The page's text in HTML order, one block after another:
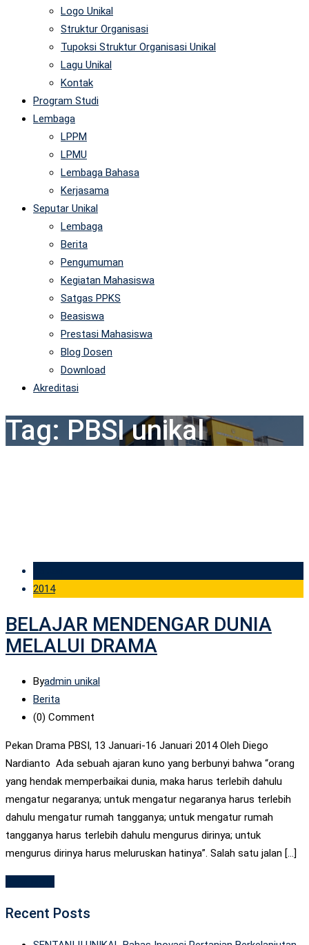
Logo Unikal
Struktur Organisasi
Tupoksi Struktur Organisasi Unikal
Lagu Unikal
Kontak
Program Studi
Lembaga
LPPM
LPMU
Lembaga Bahasa
Kerjasama
Seputar Unikal
Lembaga
Berita
Pengumuman
Kegiatan Mahasiswa
Satgas PPKS
Beasiswa
Prestasi Mahasiswa
Blog Dosen
Download
Akreditasi
Tag: PBSI unikal
2014
BELAJAR MENDENGAR DUNIA
MELALUI DRAMA
Byadmin unikal
Berita
(0) Comment
Pekan Drama PBSI, 13 Januari-16 Januari 2014 Oleh Diego
Nardianto Ada sebuah ajaran kuno yang berbunyi bahwa “orang
yang hendak memperbaikai dunia, maka harus terlebih dahulu
mengatur negaranya; untuk mengatur negaranya harus terlebih
dahulu mengatur rumah tangganya; untuk mengatur rumah
tangganya harus terlebih dahulu mengurus dirinya; untuk
mengurus dirinya harus meluruskan hatinya”. Salah satu jalan […]
Recent Posts